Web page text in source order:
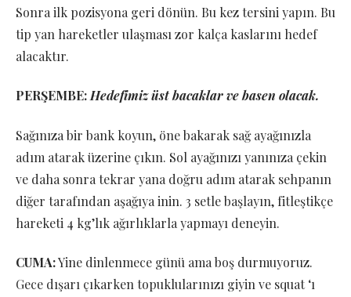
Sonra ilk pozisyona geri dönün. Bu kez tersini yapın. Bu
tip yan hareketler ulaşması zor kalça kaslarını hedef
alacaktır.
PERŞEMBE:Hedefimiz üst bacaklar ve basen olacak.
Sağınıza bir bank koyun, öne bakarak sağ ayağınızla
adım atarak üzerine çıkın. Sol ayağınızı yanınıza çekin
ve daha sonra tekrar yana doğru adım atarak sehpanın
diğer tarafından aşağıya inin. 3 setle başlayın, fitleştikçe
hareketi 4 kg’lık ağırlıklarla yapmayı deneyin.
CUMA:Yine dinlenmece günü ama boş durmuyoruz.
Gece dışarı çıkarken topuklularınızı giyin ve squat ‘ı